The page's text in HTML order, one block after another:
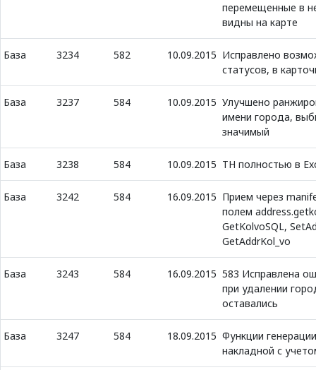
перемещенные в
видны на карте
База 3234 582 10.09.2015 Исправлено
статусов, в
База 3237 584 10.09.2015 Улучшено
имени города,
значимый
База 3238 584 10.09.2015 ТН полностью в
База 3242 584 16.09.2015 Прием через
полем
GetKolvoSQL,
GetAddrKol_vo
База 3243 584 16.09.2015 583 Исправлена
при удалении
оставались
База 3247 584 18.09.2015 Функции
накладной с